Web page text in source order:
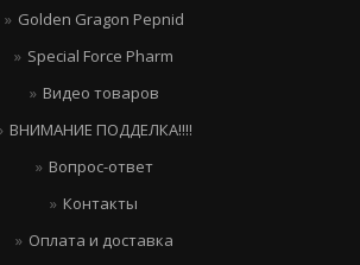
Golden Gragon Pepnid
Special Force Pharm
Видео товаров
ВНИМАНИЕ ПОДДЕЛКА!!!!
Вопрос-ответ
Контакты
Оплата и доставка